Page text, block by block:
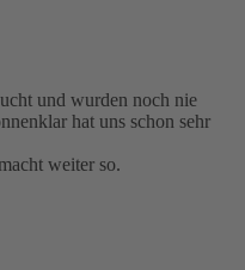
und wurden noch nie
hat uns schon sehr
weiter so.